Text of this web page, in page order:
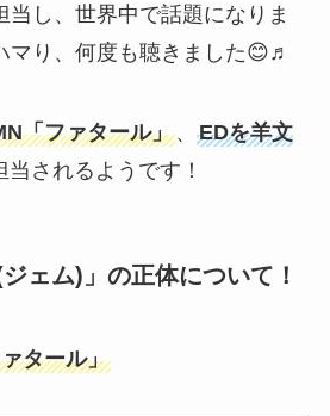
当し、世界中で話題になりま
マり、何度も聴きました😊♬
「ファタール」、 EDを羊文
当されるようです！
ェム)」の正体について！
タール」